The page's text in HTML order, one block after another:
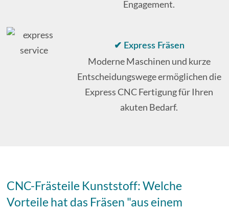
Engagement.
✔ Express Fräsen
Moderne Maschinen und kurze
Entscheidungswege ermöglichen die
Express CNC Fertigung für Ihren
akuten Bedarf.
CNC-Frästeile Kunststoff: Welche
Vorteile hat das Fräsen "aus einem